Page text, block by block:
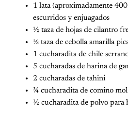
1 lata (aproximadamente
escurridos y enjuagados
½ taza de hojas de cilantro
⅓ taza de cebolla amarilla
1 cucharadita de chile
5 cucharadas de harina de
2 cucharadas de tahini
¾ cucharadita de comino
½ cucharadita de polvo para